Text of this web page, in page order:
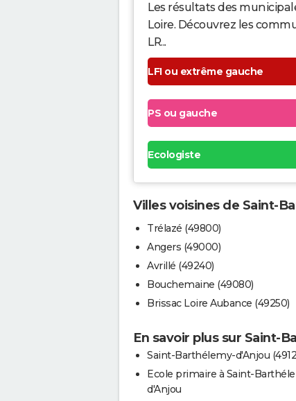
Les résultats des
Loire. Découvrez les
LR...
LFI ou extrême gauche
PS ou gauche
Ecologiste
Villes voisines de Saint-
Trélazé (49800)
Angers (49000)
Avrillé (49240)
Bouchemaine (49080)
Brissac Loire Aubance (49250)
En savoir plus sur Saint-
Saint-Barthélemy-d'Anjou
Ecole primaire à Saint-
d'Anjou